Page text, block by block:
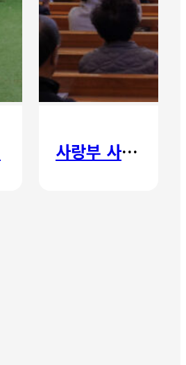
사랑부 사랑주일